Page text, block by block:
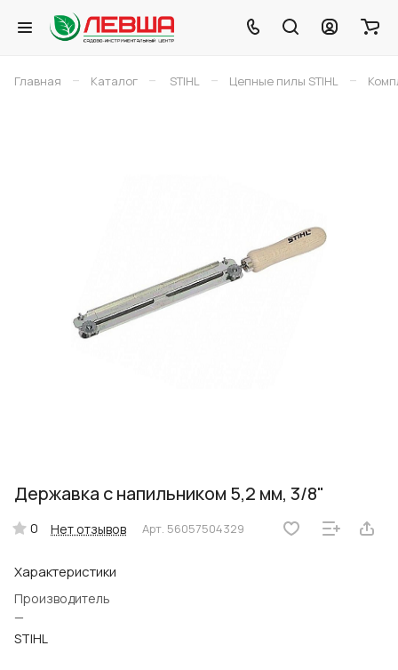
Главная – Каталог – STIHL – Цепные пилы STIHL –
Державка с напильником 5,2 мм, 3/8"
0 Нет отзывов Арт. 56057504329
Характеристики
Производитель
—
STIHL